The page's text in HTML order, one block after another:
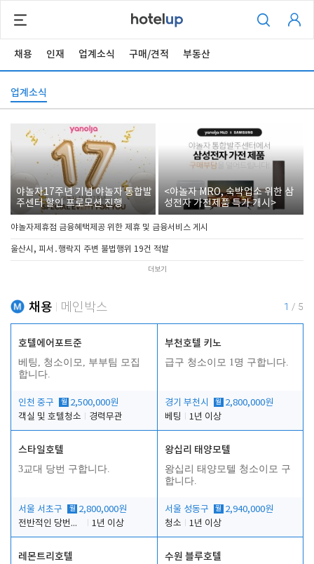
채용 인재 업계소식 구매/견적 부동산
업계소식
야놀자17주년 기념 야놀자 통합발
주센터 할인 프로모션 진행
<야놀자 MRO, 숙박업소 위한 삼
성전자 가전제품 특가 개시>
야놀자제휴점 금융혜택제공 위한 제휴 및 금융서비스 게시
울산시, 피서․행락지 주변 불법행위 19건 적발
더보기
채용 메인박스 1 / 5
호텔에어포트준
베팅, 청소이모, 부부팀 모집
합니다.
인천 중구 월 2,500,000원
객실 및 호텔청소
경력무관
부천호텔 키노
급구 청소이모 1명 구합니다.
경기 부천시 월 2,800,000원
베팅
1년 이상
스타일호텔
3교대 당번 구합니다.
서울 서초구 월 2,800,000원
전반적인 당번업무
1년 이상
왕십리 태양모텔
왕십리 태양모텔 청소이모 구
합니다.
서울 성동구 월 2,940,000원
청소
1년 이상
레몬트리호텔 수원 블루호텔